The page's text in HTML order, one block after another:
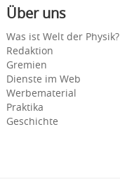
Über uns
Was ist Welt der Physik?
Redaktion
Gremien
Dienste im Web
Werbematerial
Praktika
Geschichte